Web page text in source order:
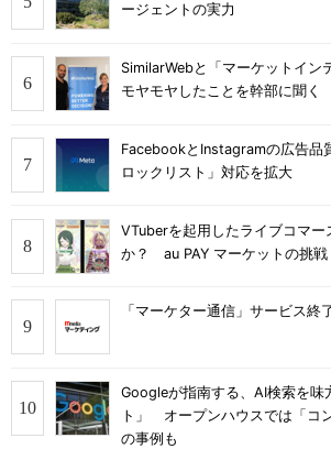
ージェントの実力
SimilarWebと「マーケットイン
モヤモヤしたことを幹部に聞く
FacebookとInstagramの広告
ロックリスト」対応を拡大
VTuberを起用したライブコマー
か？ au PAY マーケットの挑戦
「マーケター通信」サービス終
Googleが指南する、AI検索を味
ト」 オープンハウスでは「コ
の事例も